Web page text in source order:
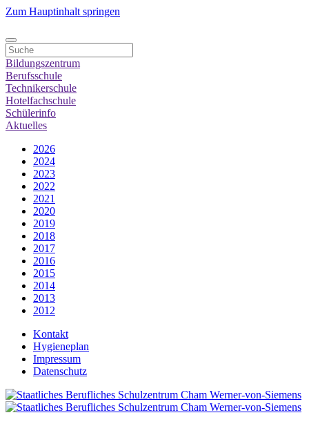
Zum Hauptinhalt springen
Bildungszentrum
Berufsschule
Technikerschule
Hotelfachschule
Schülerinfo
Aktuelles
2026
2024
2023
2022
2021
2020
2019
2018
2017
2016
2015
2014
2013
2012
Kontakt
Hygieneplan
Impressum
Datenschutz